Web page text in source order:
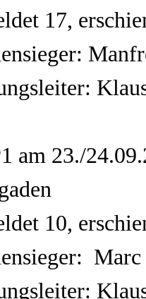
17,
am 23./
10,